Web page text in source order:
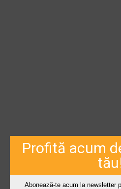
Profită acum
Abonează-te acum la newsletter